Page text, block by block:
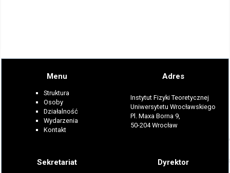
Menu
Struktura
Osoby
Działalność
Wydarzenia
Kontakt
Adres
Instytut Fizyki Teoretycznej
Uniwersytetu Wrocławskiego
Pl. Maxa Borna 9,
50-204 Wrocław
Sekretariat Dyrektor